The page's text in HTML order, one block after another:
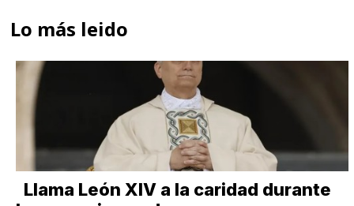
Lo más leido
Llama León XIV a la caridad durante